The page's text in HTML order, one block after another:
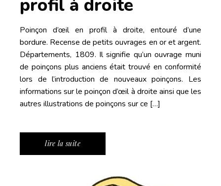
profil à droite
Poinçon d’œil en profil à droite, entouré d’une
bordure. Recense de petits ouvrages en or et argent.
Départements, 1809. Il signifie qu’un ouvrage muni
de poinçons plus anciens était trouvé en conformité
lors de l’introduction de nouveaux poinçons. Les
informations sur le poinçon d’œil à droite ainsi que les
autres illustrations de poinçons sur ce […]
lire la suite